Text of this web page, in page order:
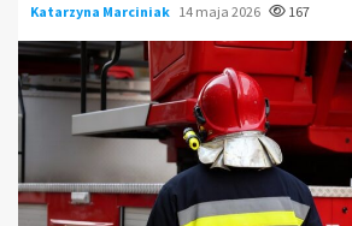
Katarzyna Marciniak 14 maja 2026 167